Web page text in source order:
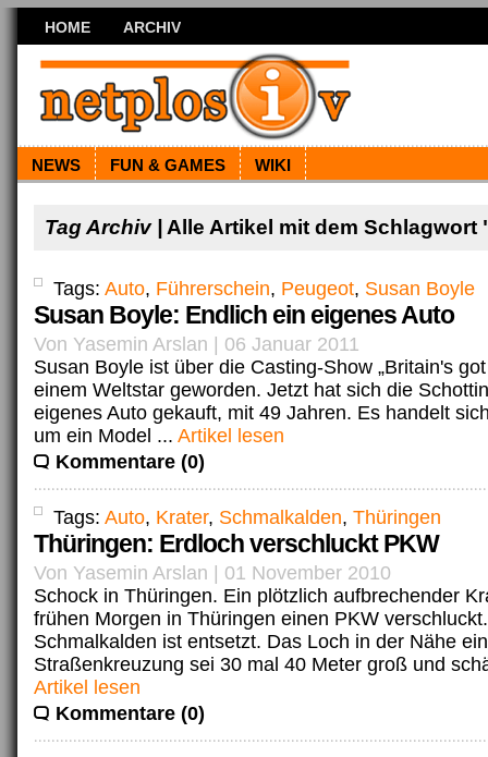
HOME ARCHIV
NEWS FUN & GAMES WIKI
Tag Archiv | Alle Artikel mit dem Schlagwort
Tags: Auto, Führerschein, Peugeot, Susan Boyle
Susan Boyle: Endlich ein eigenes Auto
Von Yasemin Arslan | 06 Januar 2011
Susan Boyle ist über die Casting-Show „Britain's got
einem Weltstar geworden. Jetzt hat sich die
eigenes Auto gekauft, mit 49 Jahren. Es handelt
um ein Model ... Artikel lesen
Kommentare (0)
Tags: Auto, Krater, Schmalkalden, Thüringen
Thüringen: Erdloch verschluckt PKW
Von Yasemin Arslan | 01 November 2010
Schock in Thüringen. Ein plötzlich aufbrechender
frühen Morgen in Thüringen einen PKW
Schmalkalden ist entsetzt. Das Loch in der Nähe
Straßenkreuzung sei 30 mal 40 Meter groß und
Artikel lesen
Kommentare (0)